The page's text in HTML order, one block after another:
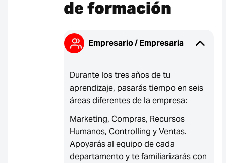
de formación
Empresario / Empresaria
Durante los tres años de tu
aprendizaje, pasarás tiempo en seis
áreas diferentes de la empresa:
Marketing, Compras, Recursos
Humanos, Controlling y Ventas.
Apoyarás al equipo de cada
departamento y te familiarizarás con